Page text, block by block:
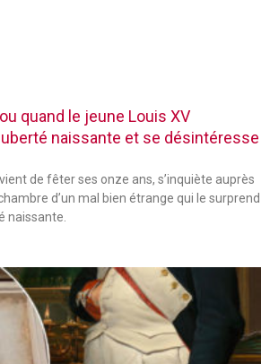
quand le jeune Louis XV
naissante et se désintéresse
de fêter ses onze ans, s’inquiète auprès
d’un mal bien étrange qui le surprend
naissante.